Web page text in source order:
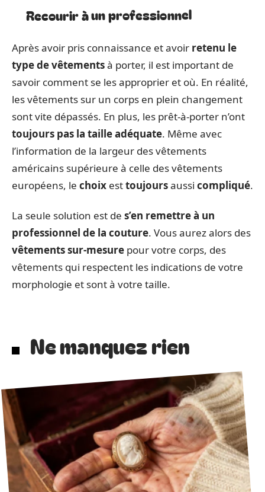
Recourir à un professionnel
Après avoir pris connaissance et avoir retenu le
type de vêtementsà porter, il est important de
savoir comment se les approprier et où. En réalité,
les vêtements sur un corps en plein changement
sont vite dépassés. En plus, les prêt-à-porter n’ont
toujours pas la taille adéquate. Même avec
l’information de la largeur des vêtements
américains supérieure à celle des vêtements
européens, le choix esttoujoursaussi compliqué.
La seule solution est de s’en remettre à un
professionnel de la couture. Vous aurez alors des
vêtements sur-mesure pour votre corps, des
vêtements qui respectent les indications de votre
morphologie et sont à votre taille.
Ne manquez rien